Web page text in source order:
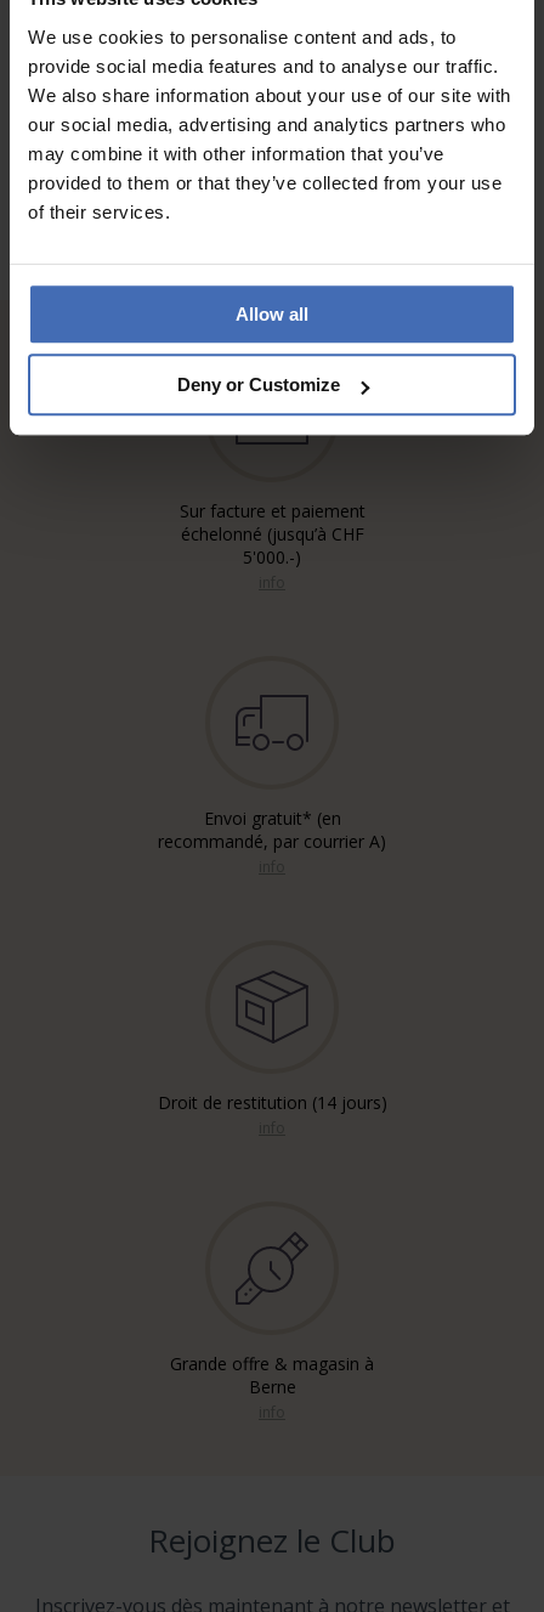
We use cookies to personalise content and ads, to
provide social media features and to analyse our traffic.
We also share information about your use of our site with
our social media, advertising and analytics partners who
may combine it with other information that you’ve
provided to them or that they’ve collected from your use
of their services.
Allow all
Deny or Customize
AUX AVIS DES CLIENTS
Sur facture et paiement
échelonné (jusqu’à CHF
5'000.-)
Envoi gratuit* (en
recommandé, par courrier A)
Droit de restitution (14 jours)
Grande offre & magasin à
Berne
Rejoignez le Club
Inscrivez-vous dès maintenant à notre newsletter et